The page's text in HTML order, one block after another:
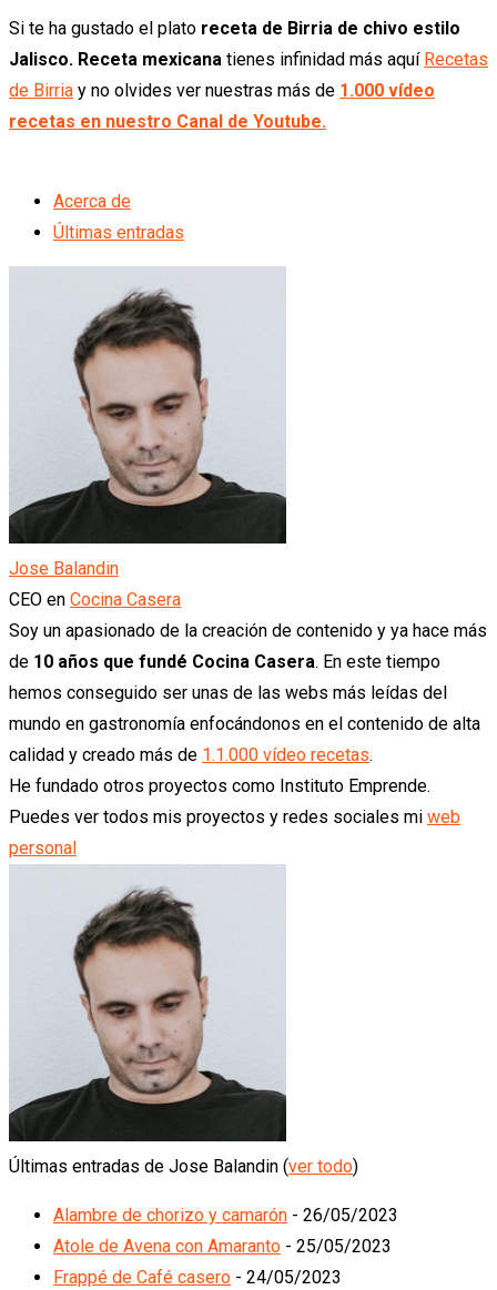
Si te ha gustado el plato receta de Birria de chivo estilo
Jalisco. Receta mexicana tienes infinidad más aquí Recetas
de Birria y no olvides ver nuestras más de 1.000 vídeo
recetas en nuestro Canal de Youtube.
Acerca de
Últimas entradas
Jose Balandin
CEO en Cocina Casera
Soy un apasionado de la creación de contenido y ya hace más
de 10 años que fundé Cocina Casera. En este tiempo
hemos conseguido ser unas de las webs más leídas del
mundo en gastronomía enfocándonos en el contenido de alta
calidad y creado más de 1.1.000 vídeo recetas.
He fundado otros proyectos como Instituto Emprende.
Puedes ver todos mis proyectos y redes sociales mi web
personal
Últimas entradas de Jose Balandin (ver todo)
Alambre de chorizo y camarón - 26/05/2023
Atole de Avena con Amaranto - 25/05/2023
Frappé de Café casero - 24/05/2023